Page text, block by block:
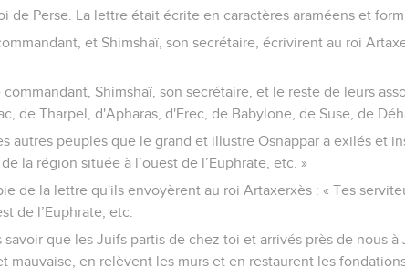
de Perse. La lettre était écrite en caractères araméens et
et Shimshaï, son secrétaire, écrivirent au roi
commandant, Shimshaï, son secrétaire, et le reste de leurs
de Tharpel, d'Apharas, d'Erec, de Babylone, de Suse, de
autres peuples que le grand et illustre Osnappar a exilés et
la région située à l’ouest de l’Euphrate, etc. »
de la lettre qu'ils envoyèrent au roi Artaxerxès : « Tes
de l’Euphrate, etc.
savoir que les Juifs partis de chez toi et arrivés près de nous
mauvaise, en relèvent les murs et en restaurent les